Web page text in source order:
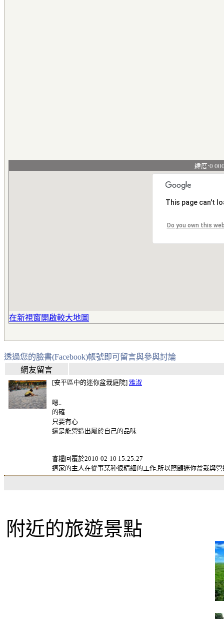
緯度
This page can't
Do you own this
在新視窗開啟較大地圖
透過您的臉書(Facebook)帳號即可留言與參與討論
網友留言
[安平區中的迷你盆栽庭院] 雅淑
嗯..
的確
只要有心
還是能營造出屬於自己的品味
睿糧回覆於2010-02-10 15:25:27
這家的主人在從事某種很精細的工作,所以照顧迷你盆栽與
附近的旅遊景點